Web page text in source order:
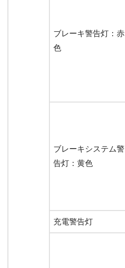
ブレーキ警告灯：赤
色
ブレーキシステム警
告灯：黄色
充電警告灯